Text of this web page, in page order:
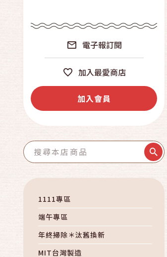
電子報訂閱
加入最愛商店
加入會員
1111專區
端午專區
年終掃除＊汰舊換新
MIT台灣製造